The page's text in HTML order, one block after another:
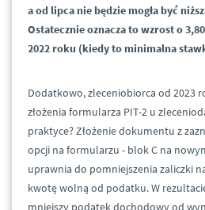
a od lipca nie będzie mogła być
Ostatecznie oznacza to wzrost o
2022 roku (kiedy to minimalna
Dodatkowo, zleceniobiorca od 2023
złożenia formularza PIT-2 u
praktyce? Złożenie dokumentu z
opcji na formularzu - blok C na
uprawnia do pomniejszenia zaliczki
kwotę wolną od podatku. W
mniejszy podatek dochodowy od